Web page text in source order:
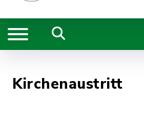
Kirchenaustritt